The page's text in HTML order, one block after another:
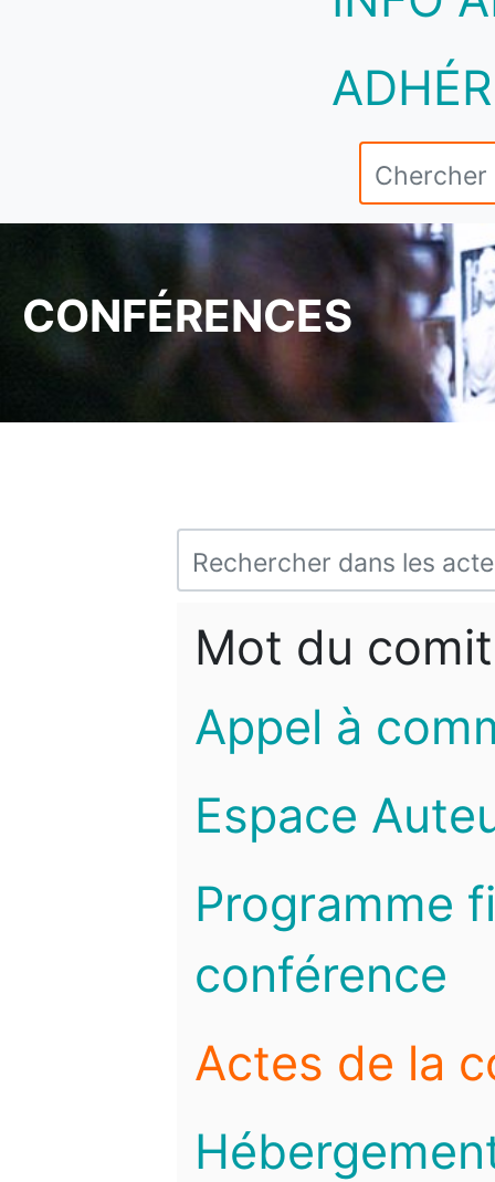
CONFÉRENCES
Mot du
Appel à
Espace
Programme
conférence
Actes de la